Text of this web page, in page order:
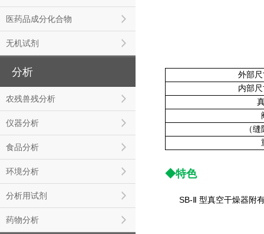
医药品成分化合物
无机试剂
分析
农残兽残分析
仪器分析
食品分析
环境分析
分析用试剂
药物分析
外部
内部
（
◆特色
SB-Ⅱ 型真空干燥器附